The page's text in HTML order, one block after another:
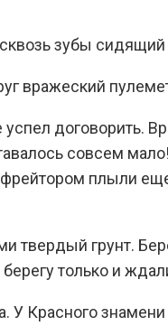
зубы
вражеский
договорить.
совсем
плыли
твердый грунт.
только и
У Красного